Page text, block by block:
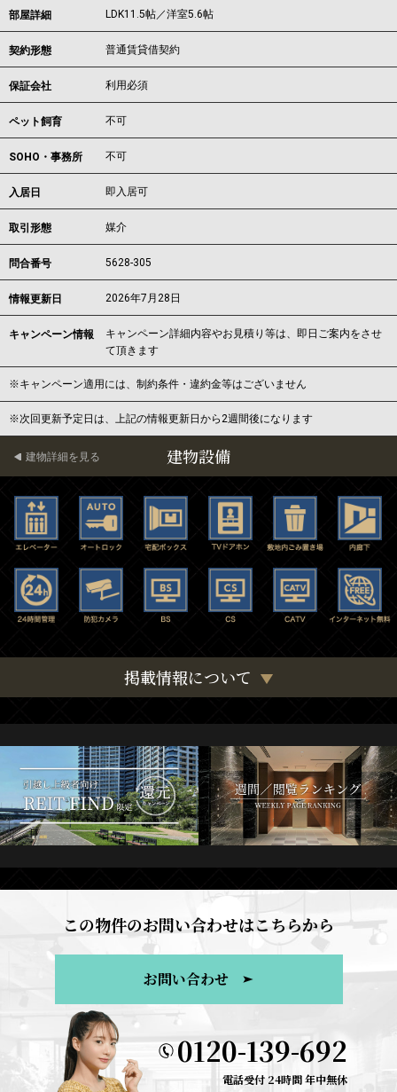
部屋詳細 LDK11.5帖／洋室5.6帖
契約形態 普通賃貸借契約
保証会社 利用必須
ペット飼育 不可
SOHO・事務所 不可
入居日 即入居可
取引形態 媒介
問合番号 5628-305
情報更新日 2026年7月28日
キャンペーン情報
キャンペーン詳細内容やお見積り等は、即日ご案内をさせ
て頂きます
※キャンペーン適用には、制約条件・違約金等はございません
※次回更新予定日は、上記の情報更新日から2週間後になります
建物設備
建物詳細を見る
掲載情報について
この物件のお問い合わせはこちらから
お問い合わせ
0120-139-692
電話受付 24時間 年中無休